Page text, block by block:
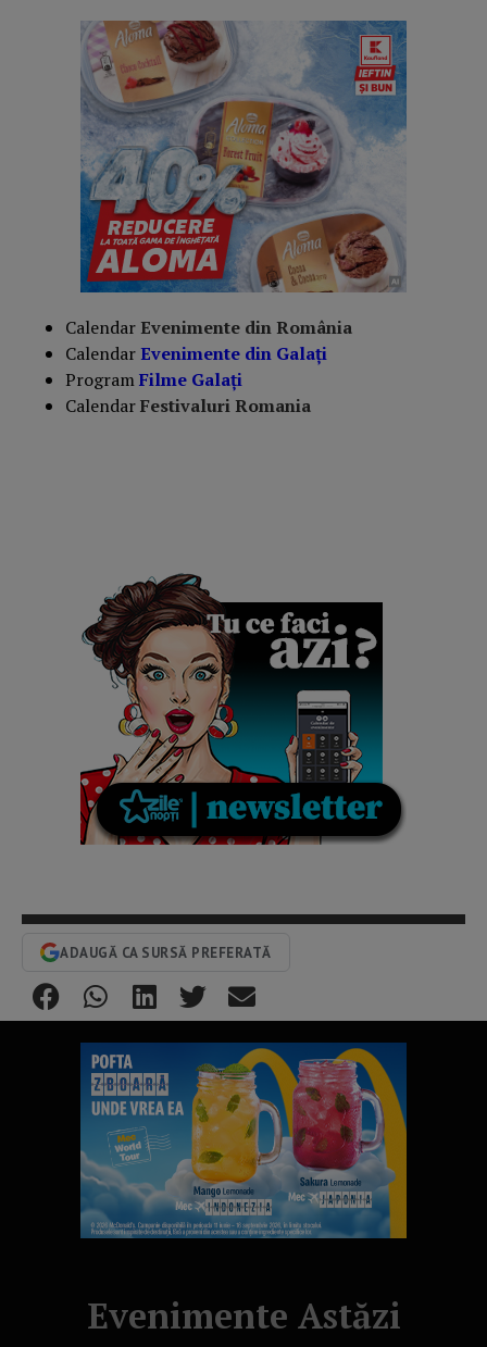
Calendar Evenimente din România
CalendarEvenimente din Galați
ProgramFilme Galați
CalendarFestivaluri Romania
ADAUGĂ CA SURSĂ PREFERATĂ
Evenimente Astăzi